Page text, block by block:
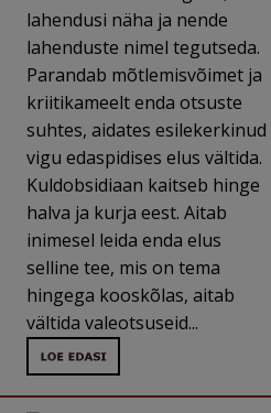
lahendusi näha ja nende
lahenduste nimel tegutseda.
Parandab mõtlemisvõimet ja
kriitikameelt enda otsuste
suhtes, aidates esilekerkinud
vigu edaspidises elus vältida.
Kuldobsidiaan kaitseb hinge
halva ja kurja eest. Aitab
inimesel leida enda elus
selline tee, mis on tema
hingega kooskõlas, aitab
vältida valeotsuseid...